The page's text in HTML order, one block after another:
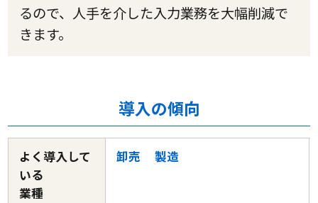
るので、人手を介した入力業務を大幅削減で
きます。
導入の傾向
よく導入して
いる
業種
卸売 製造